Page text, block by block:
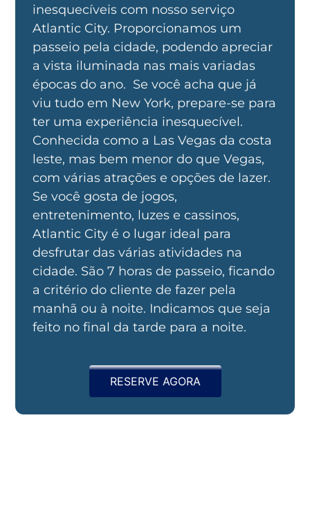
inesquecíveis com nosso serviço
Atlantic City. Proporcionamos um
passeio pela cidade, podendo apreciar
a vista iluminada nas mais variadas
épocas do ano. Se você acha que já
viu tudo em New York, prepare-se para
ter uma experiência inesquecível.
Conhecida como a Las Vegas da costa
leste, mas bem menor do que Vegas,
com várias atrações e opções de lazer.
Se você gosta de jogos,
entretenimento, luzes e cassinos,
Atlantic City é o lugar ideal para
desfrutar das várias atividades na
cidade. São 7 horas de passeio, ficando
a critério do cliente de fazer pela
manhã ou à noite. Indicamos que seja
feito no final da tarde para a noite.
RESERVE AGORA